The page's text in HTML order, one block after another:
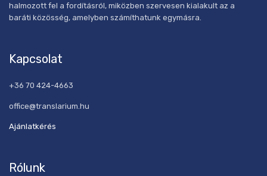
halmozott fel a fordításról, miközben szervesen kialakult az a
baráti közösség, amelyben számíthatunk egymásra.
Kapcsolat
+36 70 424-4663
office@translarium.hu
Ajánlatkérés
Rólunk